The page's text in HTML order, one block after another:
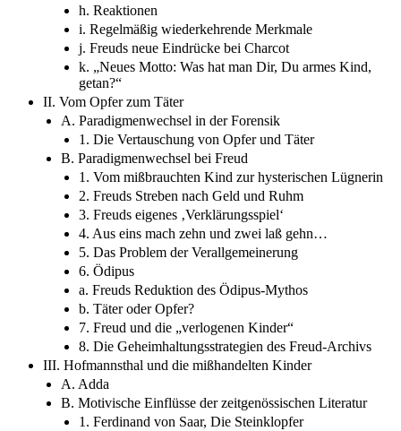
h. Reaktionen
i. Regelmäßig wiederkehrende Merkmale
j. Freuds neue Eindrücke bei Charcot
k. „Neues Motto: Was hat man Dir, Du armes Kind,
getan?“
II. Vom Opfer zum Täter
A. Paradigmenwechsel in der Forensik
1. Die Vertauschung von Opfer und Täter
B. Paradigmenwechsel bei Freud
1. Vom mißbrauchten Kind zur hysterischen Lügnerin
2. Freuds Streben nach Geld und Ruhm
3. Freuds eigenes ‚Verklärungsspiel‘
4. Aus eins mach zehn und zwei laß gehn…
5. Das Problem der Verallgemeinerung
6. Ödipus
a. Freuds Reduktion des Ödipus-Mythos
b. Täter oder Opfer?
7. Freud und die „verlogenen Kinder“
8. Die Geheimhaltungsstrategien des Freud-Archivs
III. Hofmannsthal und die mißhandelten Kinder
A. Adda
B. Motivische Einflüsse der zeitgenössischen Literatur
1. Ferdinand von Saar, Die Steinklopfer